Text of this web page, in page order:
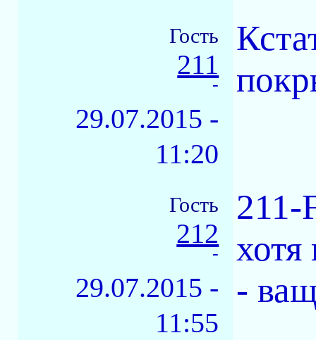
Гость
211
-
29.07.2015 -
11:20
Гость
212
-
29.07.2015 -
11:55
211-
-